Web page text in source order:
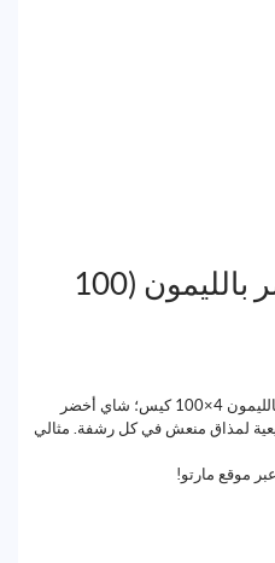
شاي تويننجز الأخضر بالليمون (100
للبيع بالجملة – شاي تويننجز الأخضر بالليمون 4×100 كيس؛ شاي أخضر
لمذاق منعش في كل رشفة. مثالي